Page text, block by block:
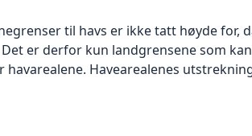
til havs er ikke tatt høyde for,
er derfor kun landgrensene som
Havearealenes